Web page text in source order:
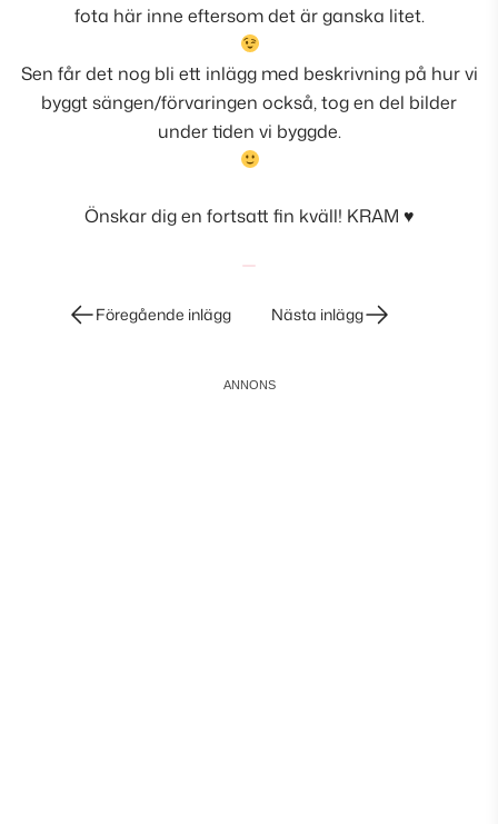
fota här inne eftersom det är ganska litet.
Sen får det nog bli ett inlägg med beskrivning på hur vi
byggt sängen/förvaringen också, tog en del bilder
under tiden vi byggde.
Önskar dig en fortsatt fin kväll! KRAM ♥
InläggsnavigeringFöregående inlägg Nästa inlägg